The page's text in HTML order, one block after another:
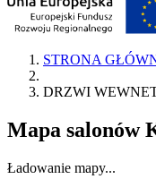
STRONA
DRZWI
Mapa salonów
Ładowanie mapy...